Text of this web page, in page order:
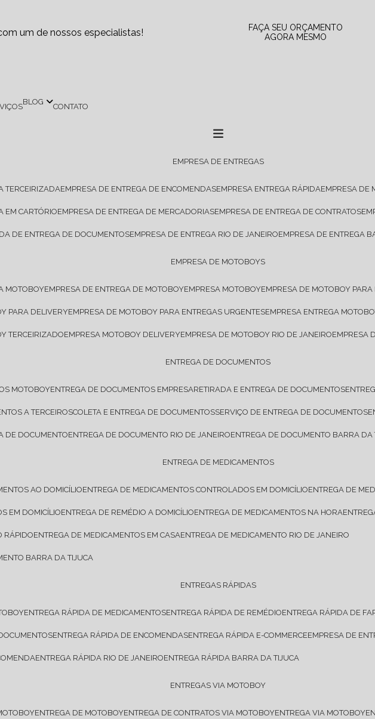
um de nossos especialistas!
FAÇA SEU ORÇAMENTO
AGORA MESMO
BLOG CONTATO
EMPRESA DE ENTREGAS
TERCEIRIZADA EMPRESA DE ENTREGA DE ENCOMENDAS EMPRESA ENTREGA RÁPIDA EMPRESA DE
EM CARTÓRIO EMPRESA DE ENTREGA DE MERCADORIAS EMPRESA DE ENTREGA DE CONTRATOS
DE ENTREGA DE DOCUMENTOS EMPRESA DE ENTREGA RIO DE JANEIRO EMPRESA DE ENTREGA
EMPRESA DE MOTOBOYS
MOTOBOY EMPRESA DE ENTREGA DE MOTOBOY EMPRESA MOTOBOY EMPRESA DE MOTOBOY
PARA DELIVERY EMPRESA DE MOTOBOY PARA ENTREGAS URGENTES EMPRESA ENTREGA
TERCEIRIZADO EMPRESA MOTOBOY DELIVERY EMPRESA DE MOTOBOY RIO DE JANEIRO
ENTREGA DE DOCUMENTOS
MOTOBOY ENTREGA DE DOCUMENTOS EMPRESA RETIRADA E ENTREGA DE DOCUMENTOS
A TERCEIROS COLETA E ENTREGA DE DOCUMENTOS SERVIÇO DE ENTREGA DE DOCUMENTOS
DE DOCUMENTO ENTREGA DE DOCUMENTO RIO DE JANEIRO ENTREGA DE DOCUMENTO BARRA DA
ENTREGA DE MEDICAMENTOS
AO DOMICÍLIO ENTREGA DE MEDICAMENTOS CONTROLADOS EM DOMICÍLIO ENTREGA DE
EM DOMICÍLIO ENTREGA DE REMÉDIO A DOMICÍLIO ENTREGA DE MEDICAMENTOS NA HORA
RÁPIDO ENTREGA DE MEDICAMENTOS EM CASA ENTREGA DE MEDICAMENTO RIO DE JANEIRO
BARRA DA TIJUCA
ENTREGAS RÁPIDAS
ENTREGA RÁPIDA DE MEDICAMENTOS ENTREGA RÁPIDA DE REMÉDIO ENTREGA RÁPIDA DE
ENTREGA RÁPIDA DE ENCOMENDAS ENTREGA RÁPIDA E-COMMERCE EMPRESA DE
ENTREGA RÁPIDA RIO DE JANEIRO ENTREGA RÁPIDA BARRA DA TIJUCA
ENTREGAS VIA MOTOBOY
ENTREGA DE MOTOBOY ENTREGA DE CONTRATOS VIA MOTOBOY ENTREGA VIA MOTOBOY